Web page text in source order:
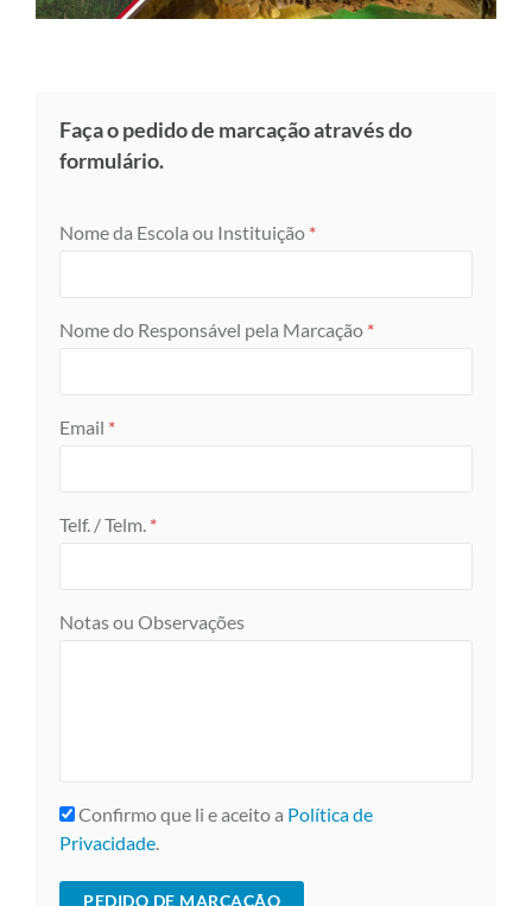
Faça o pedido de marcação através do
formulário.
Nome da Escola ou Instituição *
Nome do Responsável pela Marcação *
Email *
Telf. / Telm. *
Notas ou Observações
Confirmo que li e aceito a Política de
Privacidade.